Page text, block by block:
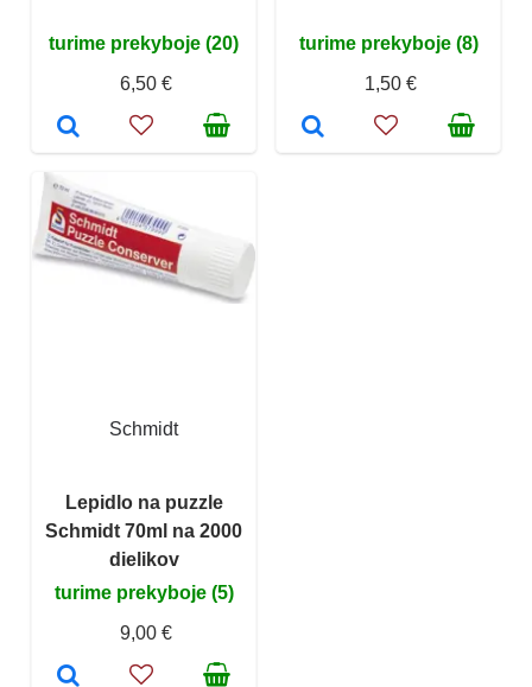
turime prekyboje (20)
6,50 €
turime prekyboje (8)
1,50 €
Schmidt
Lepidlo na puzzle
Schmidt 70ml na 2000
dielikov
turime prekyboje (5)
9,00 €